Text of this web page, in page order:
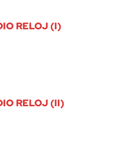
RELOJ (I)
RELOJ (II)